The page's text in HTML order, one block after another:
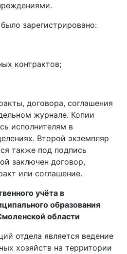
зарегистрировано:
контрактов;
договора, соглашения
журнале. Копии
исполнителям в
Второй экземпляр
также под подпись
заключен договор,
или соглашение.
учёта в
образования
области
отдела является ведение
хозяйств на территории